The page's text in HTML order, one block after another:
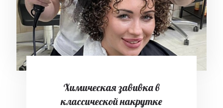
Химическая завивка в
классической накрутке